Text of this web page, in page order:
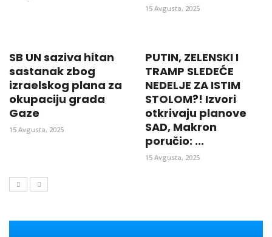
15 Avgusta, 2025
SB UN saziva hitan
sastanak zbog
izraelskog plana za
okupaciju grada
Gaze
15 Avgusta, 2025
PUTIN, ZELENSKI I
TRAMP SLEDEĆE
NEDELJE ZA ISTIM
STOLOM?! Izvori
otkrivaju planove
SAD, Makron
poručio: ...
15 Avgusta, 2025